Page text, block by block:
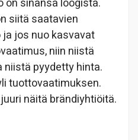
on sinänsä loogista.
siitä saatavien
jos nuo kasvavat
niin niistä
niistä pyydetty hinta.
tuottovaatimuksen.
näitä brändiyhtiöitä.